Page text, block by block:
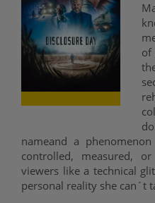
of
nameand a
controlled, measured,
viewers like a technical
personal reality she can´t